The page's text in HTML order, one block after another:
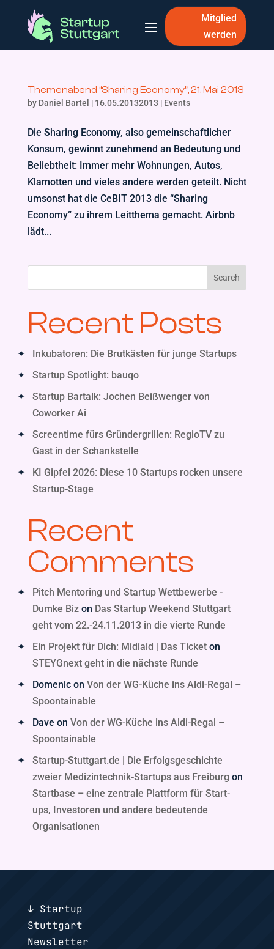
Mitglied
werden
Themenabend “Sharing Economy”, 21. Mai 2013
by Daniel Bartel | 16.05.20132013 | Events
Die Sharing Economy, also gemeinschaftlicher
Konsum, gewinnt zunehmend an Bedeutung und
Beliebtheit: Immer mehr Wohnungen, Autos,
Klamotten und vieles andere werden geteilt. Nicht
umsonst hat die CeBIT 2013 die “Sharing
Economy” zu ihrem Leitthema gemacht. Airbnb
lädt...
Search
Recent Posts
Inkubatoren: Die Brutkästen für junge Startups
Startup Spotlight: bauqo
Startup Bartalk: Jochen Beißwenger von
Coworker Ai
Screentime fürs Gründergrillen: RegioTV zu
Gast in der Schankstelle
KI Gipfel 2026: Diese 10 Startups rocken unsere
Startup-Stage
Recent
Comments
Pitch Mentoring und Startup Wettbewerbe -
Dumke Bizon Das Startup Weekend Stuttgart
geht vom 22.-24.11.2013 in die vierte Runde
Ein Projekt für Dich: Midiaid | Das Ticketon
STEYGnext geht in die nächste Runde
Domenicon Von der WG-Küche ins Aldi-Regal –
Spoontainable
Dave on Von der WG-Küche ins Aldi-Regal –
Spoontainable
Startup-Stuttgart.de | Die Erfolgsgeschichte
zweier Medizintechnik-Startups aus Freiburg on
Startbase – eine zentrale Plattform für Start-
ups, Investoren und andere bedeutende
Organisationen
↓ Startup
Stuttgart
Newsletter